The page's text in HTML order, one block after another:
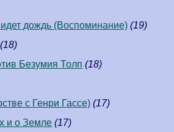
идет дождь (Воспоминание) (19)
(18)
Безумия Толп (18)
c Генри Гассе) (17)
и о Земле (17)